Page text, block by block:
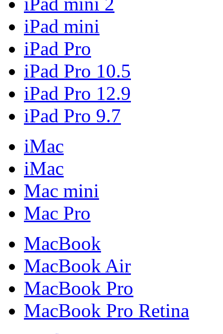
iPad mini
iPad Pro
iPad Pro 10.5
iPad Pro 12.9
iPad Pro 9.7
iMac
iMac
Mac mini
Mac Pro
MacBook
MacBook Air
MacBook Pro
MacBook Pro Retina